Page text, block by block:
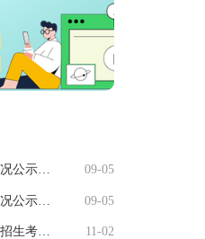
安徽医科大学2025年硕士生招生导师情况公示（专硕） 09-05
安徽医科大学2025年硕士生招生导师情况公示（学硕） 09-05
徐州医科大学报考点2024年硕士研究生招生考试网上信息确认公告 11-02